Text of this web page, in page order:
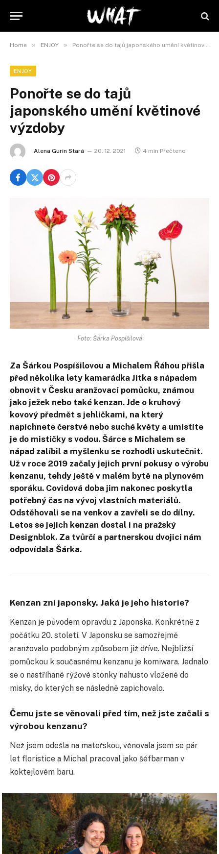
Home » ENJOY » Ponořte se do tajů japonského umění květinové výzdoby
ENJOY
Ponořte se do tajů
japonského umění květinové
výzdoby
Alena Gurin Stará 20. 12. 2021 4 min Přečteno
Foto: Šárka Pospíšilová
Za Šárkou Pospíšilovou a Michalem Řáhou přišla
před několika lety kamarádka Jitka s nápadem
obnovit v Česku aranžovací pomůcku, známou
jako ježek nebo také kenzan. Jde o kruhový
kovový předmět s jehličkami, na který
napíchnete čerstvé nebo suché květy a umístíte
je do mističky s vodou. Šárce s Michalem se
nápad zalíbil a myšlenku se rozhodli uskutečnit.
Už v roce 2019 začaly jejich první pokusy o výrobu
kenzanu, tehdy ještě v malém bytě na plynovém
sporáku. Covidová doba jim nakonec poskytla
potřebný čas na vývoj vlastních materiálů.
Odstěhovali se na venkov a zavřeli se do dílny.
Letos se jejich kenzan dostal i na pražský
Designblok. Za tvůrčí a partnerskou dvojici nám
odpovídala Šárka.
Kenzan zní japonsky. Jaká je jeho historie?
Kenzan je původem opravdu z Japonska. Konkrétně z
počátku 20. století. V Japonsku se samozřejmě
aranžovalo podobným způsobem již dříve. Nejbližší
pomůckou k současnému kenzanu je komiwara. Jednalo
se o nastříhané rýžové stonky nahusto vložené do
misky, do kterých se následně zapichovalo.
Čemu jste se věnovali před tím, než jste začali s
výrobou kenzanu?
Než jsem odešla na mateřskou, věnovala jsem se pár
let floristice a Michal pracoval jako šéfbarman v
koktejlovém baru.